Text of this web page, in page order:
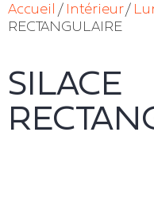
Accueil / Intérieur/
RECTANGULAIRE
SILACE